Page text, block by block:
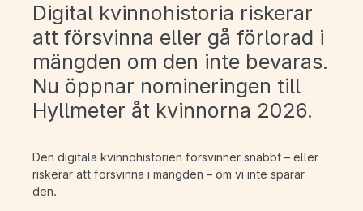
Digital kvinnohistoria riskerar
att försvinna eller gå förlorad i
mängden om den inte bevaras.
Nu öppnar nomineringen till
Hyllmeter åt kvinnorna 2026.
Den digitala kvinnohistorien försvinner snabbt – eller
riskerar att försvinna i mängden – om vi inte sparar
den.